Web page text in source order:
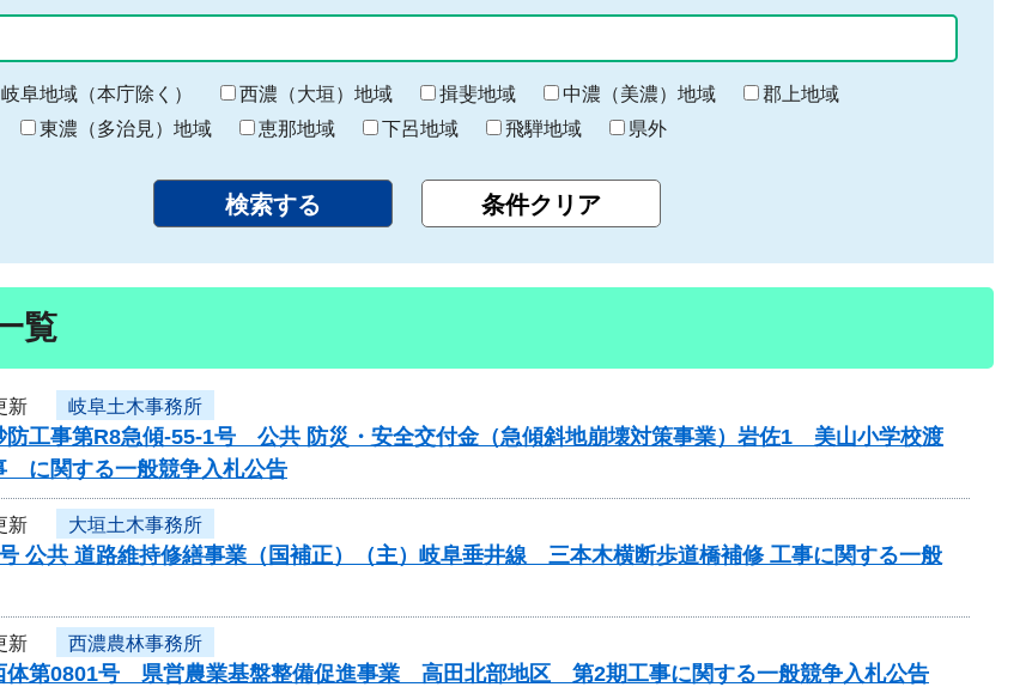
終
わ
り
岐阜地域（本庁除く） 西濃（大垣）地域 揖斐地域 中濃（美濃）地域
郡上地域
東濃（多治見）地域 恵那地域 下呂地域 飛騨地域 県外
覧
新 岐阜土木事務所
防工事第R8急傾-55-1号 公共 防災・安全交付金（急傾斜地崩壊対策事業）岩佐1 美山小学校渡
に関する一般競争入札公告
新 大垣土木事務所
公共 道路維持修繕事業（国補正）（主）岐阜垂井線 三本木横断歩道橋補修 工事に関する一般
新 西濃農林事務所
体第0801号 県営農業基盤整備促進事業 高田北部地区 第2期工事に関する一般競争入札公告